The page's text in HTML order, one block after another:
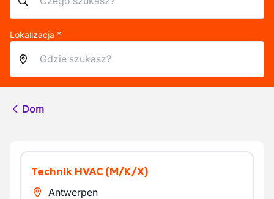
Lokalizacja *
Dom
Technik HVAC (M/K/X)
Antwerpen